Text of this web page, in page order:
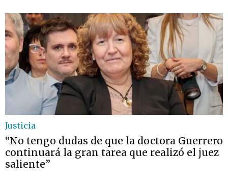
Justicia
“No tengo dudas de que la doctora Guerrero
continuará la gran tarea que realizó el juez
saliente”